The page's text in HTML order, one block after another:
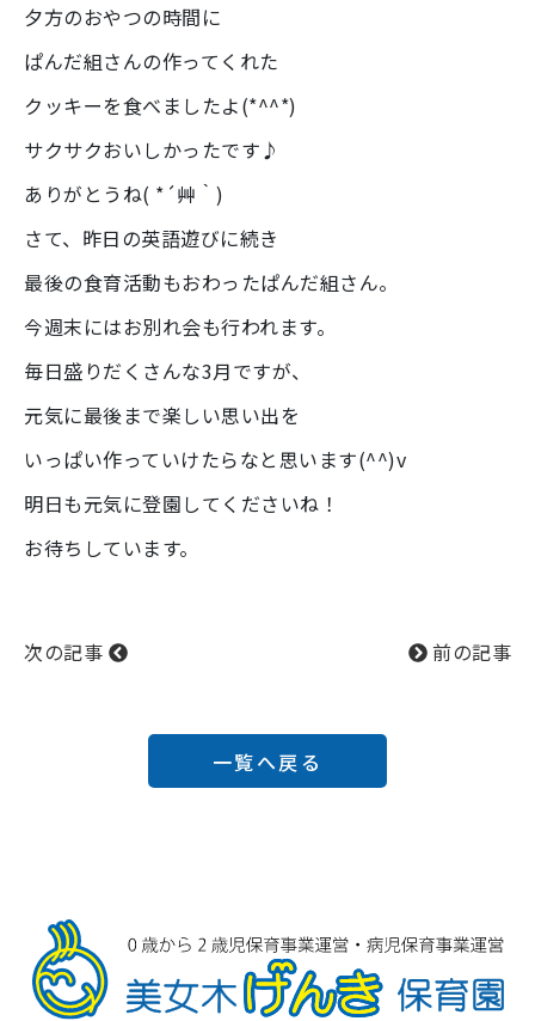
夕方のおやつの時間に
ぱんだ組さんの作ってくれた
クッキーを食べましたよ(*^^*)
サクサクおいしかったです♪
ありがとうね( *´艸｀)
さて、昨日の英語遊びに続き
最後の食育活動もおわったぱんだ組さん。
今週末にはお別れ会も行われます。
毎日盛りだくさんな3月ですが、
元気に最後まで楽しい思い出を
いっぱい作っていけたらなと思います(^^)v
明日も元気に登園してくださいね！
お待ちしています。
次の記事 前の記事
一覧へ戻る